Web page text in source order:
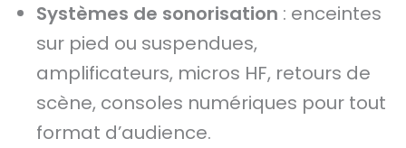
Systèmes de sonorisation : enceintes
sur pied ou suspendues,
amplificateurs, micros HF, retours de
scène, consoles numériques pour tout
format d’audience.